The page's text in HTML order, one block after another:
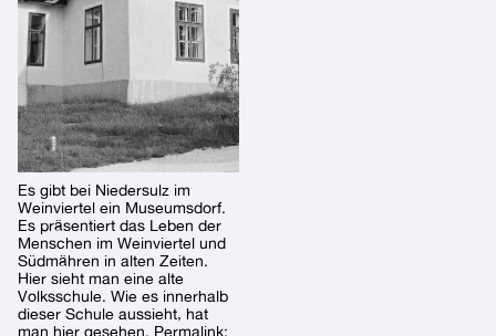
Es gibt bei Niedersulz im
Weinviertel ein Museumsdorf.
Es präsentiert das Leben der
Menschen im Weinviertel und
Südmähren in alten Zeiten.
Hier sieht man eine alte
Volksschule. Wie es innerhalb
dieser Schule aussieht, hat
man hier gesehen. Permalink: